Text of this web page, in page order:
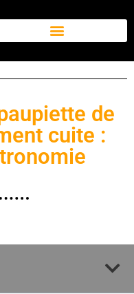
de
cuite :